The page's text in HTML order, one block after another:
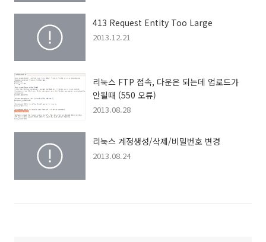
413 Request Entity Too Large
2013.12.21
리눅스 FTP 접속, 다운은 되는데 업로드가
안될때 (550 오류)
2013.08.28
리눅스 계정생성/삭제/비밀번호 변경
2013.08.24